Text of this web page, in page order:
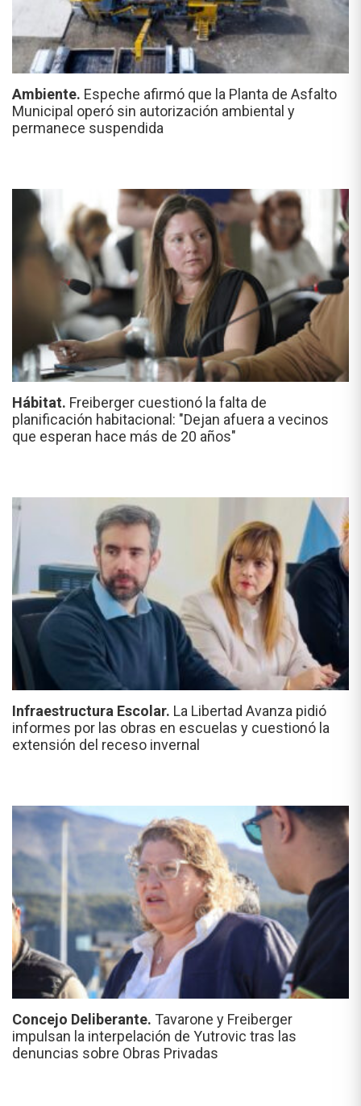
Ambiente. Espeche afirmó que la Planta de Asfalto
Municipal operó sin autorización ambiental y
permanece suspendida
Hábitat. Freiberger cuestionó la falta de
planificación habitacional: "Dejan afuera a vecinos
que esperan hace más de 20 años"
Infraestructura Escolar. La Libertad Avanza pidió
informes por las obras en escuelas y cuestionó la
extensión del receso invernal
Concejo Deliberante. Tavarone y Freiberger
impulsan la interpelación de Yutrovic tras las
denuncias sobre Obras Privadas